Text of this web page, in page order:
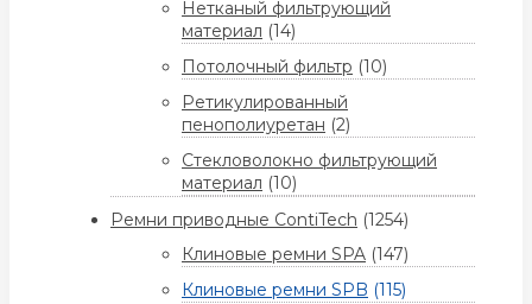
Нетканый фильтрующий
материал (14)
Потолочный фильтр (10)
Ретикулированный
пенополиуретан (2)
Стекловолокно фильтрующий
материал (10)
Ремни приводные ContiTech (1254)
Клиновые ремни SPA (147)
Клиновые ремни SPB (115)